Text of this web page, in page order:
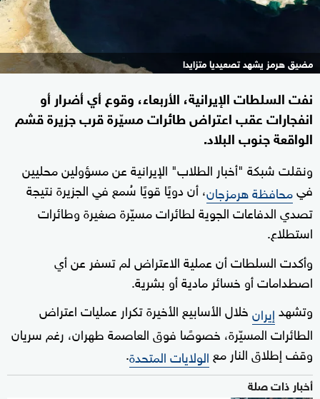
مضيق هرمز يشهد تصعيديا متزايدا
نفت السلطات الإيرانية، الأربعاء، وقوع أي أضرار أو
انفجارات عقب اعتراض طائرات مسيّرة قرب جزيرة قشم
الواقعة جنوب البلاد.
ونقلت شبكة "أخبار الطلاب" الإيرانية عن مسؤولين محليين
فيمحافظة هرمزجان، أن دويًا قويًا سُمع في الجزيرة نتيجة
تصدي الدفاعات الجوية لطائرات مسيّرة صغيرة وطائرات
استطلاع.
وأكدت السلطات أن عملية الاعتراض لم تسفر عن أي
اصطدامات أو خسائر مادية أو بشرية.
وتشهدإيرانخلال الأسابيع الأخيرة تكرار عمليات اعتراض
الطائرات المسيّرة، خصوصًا فوق العاصمة طهران، رغم سريان
وقف إطلاق النار مع الولايات المتحدة.
أخبار ذات صلة